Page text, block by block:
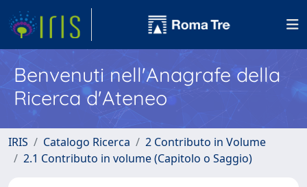
Benvenuti nell'Anagrafe della
Ricerca d'Ateneo
IRIS Catalogo Ricerca
2 Contributo in Volume
2.1 Contributo in volume (Capitolo o Saggio)